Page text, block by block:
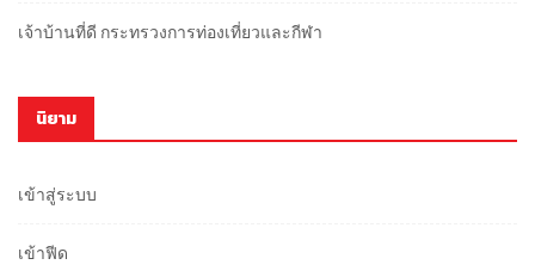
เจ้าบ้านที่ดี กระทรวงการท่องเที่ยวและกีฬา
นิยาม
เข้าสู่ระบบ
เข้าฟีด